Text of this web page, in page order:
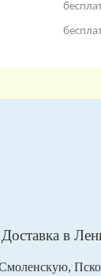
Доставка в
Смоленскую,